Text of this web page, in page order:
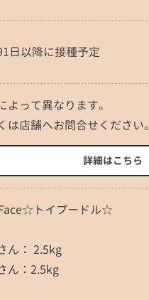
日以降に接種予定
よって異なります。
は店舗へお問合せください。
詳細はこちら
トイプードル☆
ん： 2.5kg
ん：2.5kg